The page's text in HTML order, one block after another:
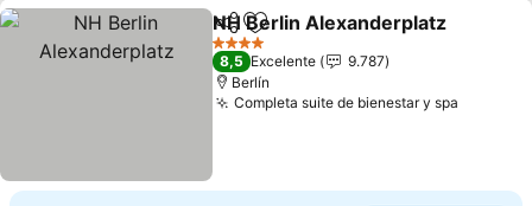
CompartirAñadir a favoritos
NH Berlin Alexanderplatz
4 Estrellas
8,5 Excelente
9.787
Berlín
Completa suite de bienestar y spa